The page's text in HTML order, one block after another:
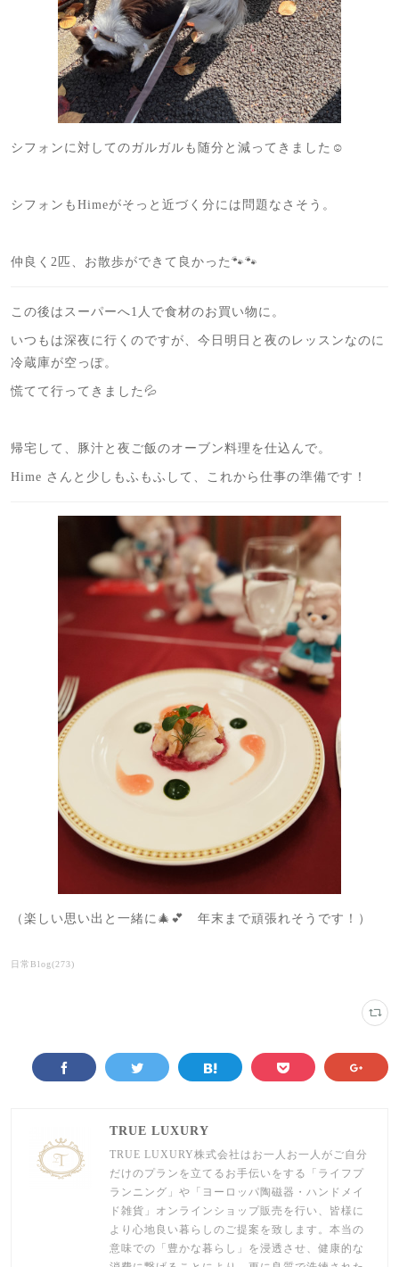
シフォンに対してのガルガルも随分と減ってきました☺️
シフォンもHimeがそっと近づく分には問題なさそう。
仲良く2匹、お散歩ができて良かった🐾🐾
この後はスーパーへ1人で食材のお買い物に。
いつもは深夜に行くのですが、今日明日と夜のレッスンなのに
冷蔵庫が空っぽ。
慌てて行ってきました💦
帰宅して、豚汁と夜ご飯のオーブン料理を仕込んで。
Hime さんと少しもふもふして、これから仕事の準備です！
（楽しい思い出と一緒に🎄💕 年末まで頑張れそうです！）
日常Blog(273)
TRUE LUXURY
TRUE LUXURY株式会社はお一人お一人がご自分
だけのプランを立てるお手伝いをする「ライフプ
ランニング」や「ヨーロッパ陶磁器・ハンドメイ
ド雑貨」オンラインショップ販売を行い、皆様に
より心地良い暮らしのご提案を致します。本当の
意味での「豊かな暮らし」を浸透させ、健康的な